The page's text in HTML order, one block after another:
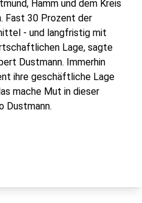
Hamm und dem Kreis
Fast 30 Prozent der
- und langfristig mit
Lage, sagte
Dustmann. Immerhin
ihre geschäftliche Lage
mache Mut in dieser
Dustmann.